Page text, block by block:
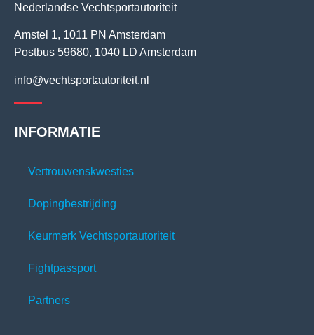
Nederlandse Vechtsportautoriteit
Amstel 1, 1011 PN Amsterdam
Postbus 59680, 1040 LD Amsterdam
info@vechtsportautoriteit.nl
INFORMATIE
Vertrouwenskwesties
Dopingbestrijding
Keurmerk Vechtsportautoriteit
Fightpassport
Partners